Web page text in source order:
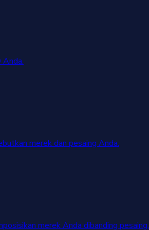
Anda.
merek dan pesaing Anda.
merek Anda dibanding pesaing.